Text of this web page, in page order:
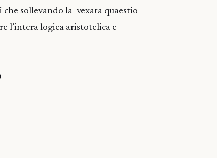
sollevando la vexata quaestio
l’intera logica aristotelica e